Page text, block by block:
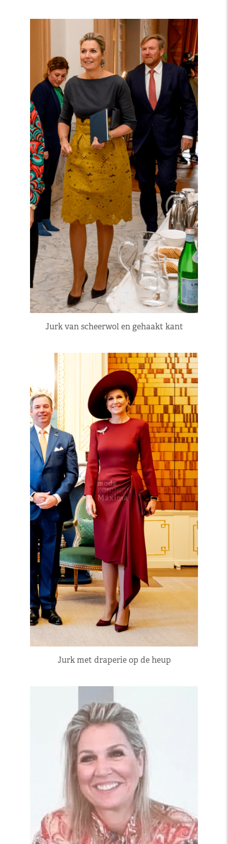
Jurk van scheerwol en gehaakt kant
Jurk met draperie op de heup